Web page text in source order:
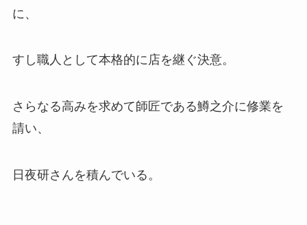
に、
すし職人として本格的に店を継ぐ決意。
さらなる高みを求めて師匠である鱒之介に修業を
請い、
日夜研さんを積んでいる。